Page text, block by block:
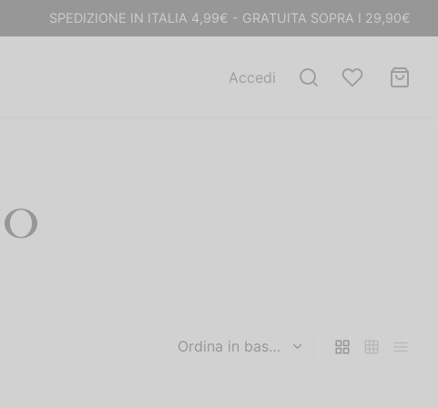
SPEDIZIONE IN ITALIA 4,99€ - GRATUITA SOPRA I 29,90€
Accedi